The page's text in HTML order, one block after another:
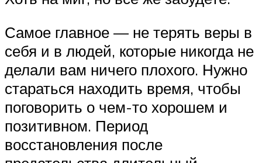
Самое главное — не терять веры в
себя и в людей, которые никогда не
делали вам ничего плохого. Нужно
стараться находить время, чтобы
поговорить о чем-то хорошем и
позитивном. Период
восстановления после